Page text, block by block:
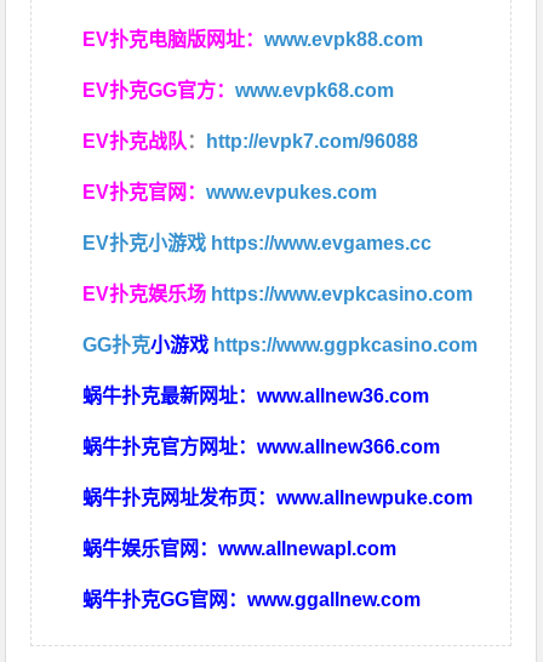
EV扑克电脑版网址：www.evpk88.com
EV扑克GG官方：www.evpk68.com
EV扑克战队 ： http://evpk7.com/96088
EV扑克官网：www.evpukes.com
EV扑克小游戏 https://www.evgames.cc
EV扑克娱乐场 https://www.evpkcasino.com
GG扑克小游戏 https://www.ggpkcasino.com
蜗牛扑克最新网址：www.allnew36.com
蜗牛扑克官方网址：www.allnew366.com
蜗牛扑克网址发布页：www.allnewpuke.com
蜗牛娱乐官网：www.allnewapl.com
蜗牛扑克GG官网：www.ggallnew.com